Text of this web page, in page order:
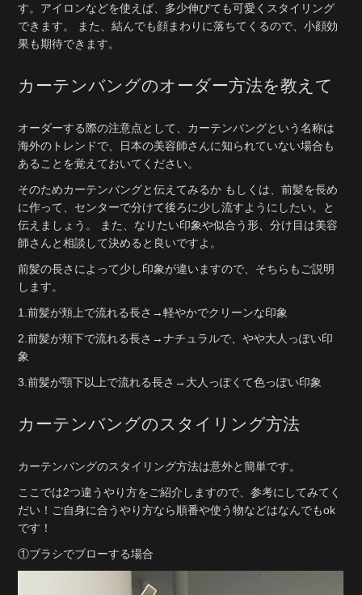
す。アイロンなどを使えば、多少伸びても可愛くスタイリング
できます。 また、結んでも顔まわりに落ちてくるので、小顔効
果も期待できます。
カーテンバングのオーダー方法を教えて
オーダーする際の注意点として、カーテンバングという名称は
海外のトレンドで、日本の美容師さんに知られていない場合も
あることを覚えておいてください。
そのためカーテンバングと伝えてみるか もしくは、前髪を長め
に作って、センターで分けて後ろに少し流すようにしたい。と
伝えましょう。 また、なりたい印象や似合う形、分け目は美容
師さんと相談して決めると良いですよ。
前髪の長さによって少し印象が違いますので、そちらもご説明
します。
1.前髪が頬上で流れる長さ→軽やかでクリーンな印象
2.前髪が頬下で流れる長さ→ナチュラルで、やや大人っぽい印
象
3.前髪が顎下以上で流れる長さ→大人っぽくて色っぽい印象
カーテンバングのスタイリング方法
カーテンバングのスタイリング方法は意外と簡単です。
ここでは2つ違うやり方をご紹介しますので、参考にしてみてく
だい！ご自身に合うやり方なら順番や使う物などはなんでもok
です！
①ブラシでブローする場合